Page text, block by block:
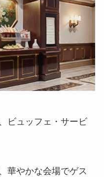
ビュッフェ・サービ
華やかな会場でゲス